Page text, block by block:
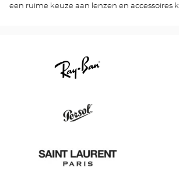
een ruime keuze aan lenzen en accessoires